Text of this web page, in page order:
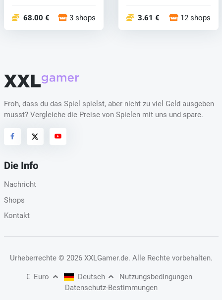
68.00 € 3 shops 3.61 € 12 shops
Froh, dass du das Spiel spielst, aber nicht zu viel Geld ausgeben
musst? Vergleiche die Preise von Spielen mit uns und spare.
Die Info
Nachricht
Shops
Kontakt
Urheberrechte © 2026 XXLGamer.de. Alle Rechte vorbehalten.
€ Euro Deutsch
Nutzungsbedingungen
Datenschutz-Bestimmungen